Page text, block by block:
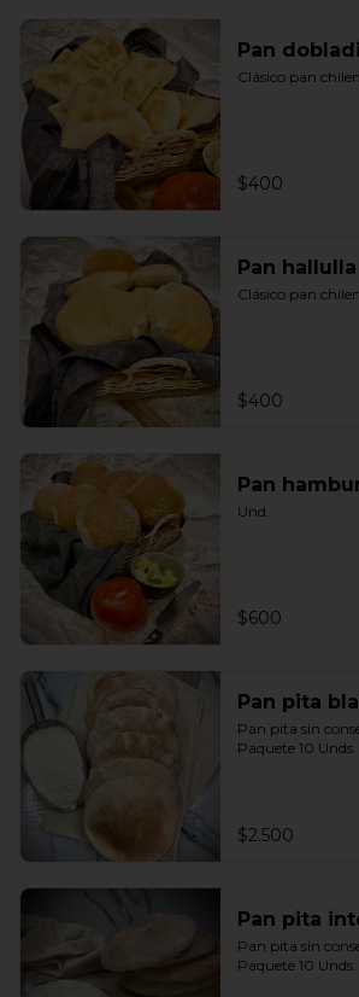
Pan
Clásico pan
$400
Pan hallulla
Clásico pan
$400
Pan
Und.
$600
Pan pita
Pan pita sin
Paquete 10 Unds.
$2.500
Pan pita
Pan pita sin
Paquete 10 Unds.